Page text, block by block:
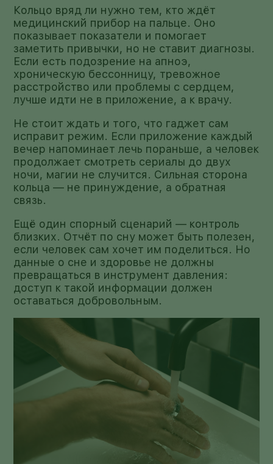
Кольцо вряд ли нужно тем, кто ждёт
медицинский прибор на пальце. Оно
показывает показатели и помогает
заметить привычки, но не ставит диагнозы.
Если есть подозрение на апноэ,
хроническую бессонницу, тревожное
расстройство или проблемы с сердцем,
лучше идти не в приложение, а к врачу.
Не стоит ждать и того, что гаджет сам
исправит режим. Если приложение каждый
вечер напоминает лечь пораньше, а человек
продолжает смотреть сериалы до двух
ночи, магии не случится. Сильная сторона
кольца — не принуждение, а обратная
связь.
Ещё один спорный сценарий — контроль
близких. Отчёт по сну может быть полезен,
если человек сам хочет им поделиться. Но
данные о сне и здоровье не должны
превращаться в инструмент давления:
доступ к такой информации должен
оставаться добровольным.